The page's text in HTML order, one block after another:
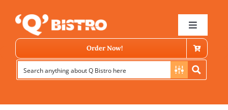
content
Toggle
Order Now!